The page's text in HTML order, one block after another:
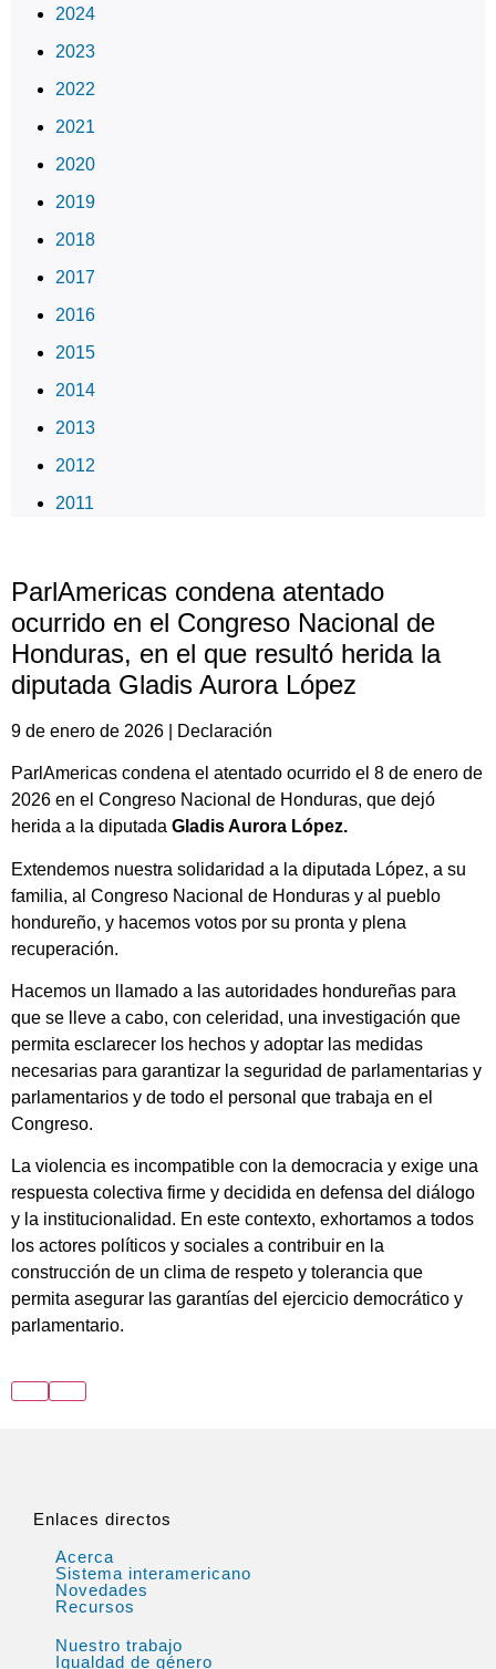
2024
2023
2022
2021
2020
2019
2018
2017
2016
2015
2014
2013
2012
2011
ParlAmericas condena atentado
ocurrido en el Congreso Nacional de
Honduras, en el que resultó herida la
diputada Gladis Aurora López
9 de enero de 2026 | Declaración
ParlAmericas condena el atentado ocurrido el 8 de enero de
2026 en el Congreso Nacional de Honduras, que dejó
herida a la diputada Gladis Aurora López.
Extendemos nuestra solidaridad a la diputada López, a su
familia, al Congreso Nacional de Honduras y al pueblo
hondureño, y hacemos votos por su pronta y plena
recuperación.
Hacemos un llamado a las autoridades hondureñas para
que se lleve a cabo, con celeridad, una investigación que
permita esclarecer los hechos y adoptar las medidas
necesarias para garantizar la seguridad de parlamentarias y
parlamentarios y de todo el personal que trabaja en el
Congreso.
La violencia es incompatible con la democracia y exige una
respuesta colectiva firme y decidida en defensa del diálogo
y la institucionalidad. En este contexto, exhortamos a todos
los actores políticos y sociales a contribuir en la
construcción de un clima de respeto y tolerancia que
permita asegurar las garantías del ejercicio democrático y
parlamentario.
Enlaces directos
Acerca
Sistema interamericano
Novedades
Recursos
Nuestro trabajo
Igualdad de género